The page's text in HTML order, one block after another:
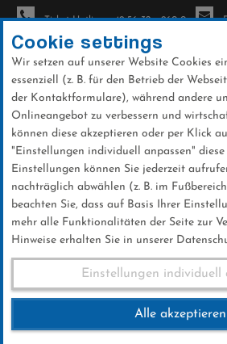
Direkt
zum
Inhalt
Ticket-Hotline: +49 56 32 - 960-0
News
Weltcup-Splitter
01 .Februar 2025
Cookie settings
Wir setzen auf unserer Website Cookies
essenziell (z. B. für den Betrieb der
der Kontaktformulare), während andere
Onlineangebot zu verbessern und
können diese akzeptieren oder per Klick
"Einstellungen individuell anpassen" diese
Einstellungen können Sie jederzeit
nachträglich abwählen (z. B. im
beachten Sie, dass auf Basis Ihrer
mehr alle Funktionalitäten der Seite zur
Hinweise erhalten Sie in unserer
Einstellungen individuell
Alle akzeptieren